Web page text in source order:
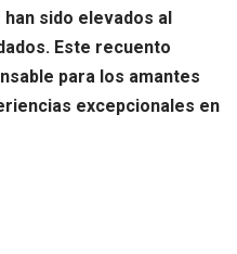
sido elevados al
Este recuento
para los amantes
excepcionales en